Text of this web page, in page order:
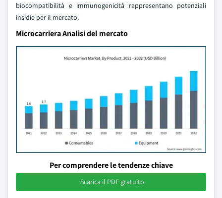
biocompatibilità e immunogenicità rappresentano potenziali
insidie per il mercato.
Microcarriera Analisi del mercato
Per comprendere le tendenze chiave
Scarica il PDF gratuito